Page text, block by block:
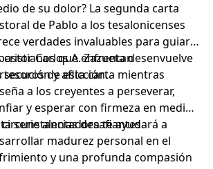
de su dolor? La segunda carta
de Pablo a los tesalonicenses
verdades invaluables para guiar a
cristianos que enfrentan
y aflicción.
Carlos A. Zazueta desenvuelve
tesoros de esta carta mientras
a los creyentes a perseverar,
y esperar con firmeza en medio
desafiantes.
serie alentadora te ayudará a
madurez personal en el
y una profunda compasión